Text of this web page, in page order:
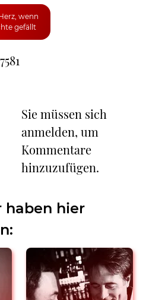
wenn
gefällt
Sie müssen sich
anmelden, um
Kommentare
hinzuzufügen.
haben hier